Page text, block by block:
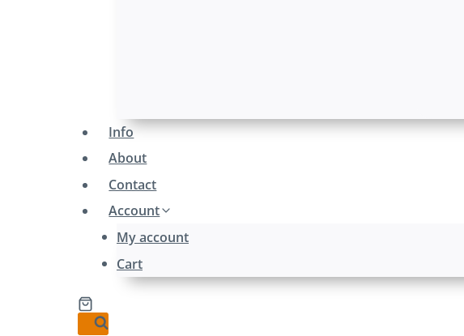
Info
About
Contact
Account
My account
Cart